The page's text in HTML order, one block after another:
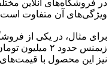
در فروشگاه‌های آنلاین
ویژگی‌های آن متفاوت
برای مثال، در یکی از
زیمنس حدود ۲ میلیون تومان است
نیز این محصول با